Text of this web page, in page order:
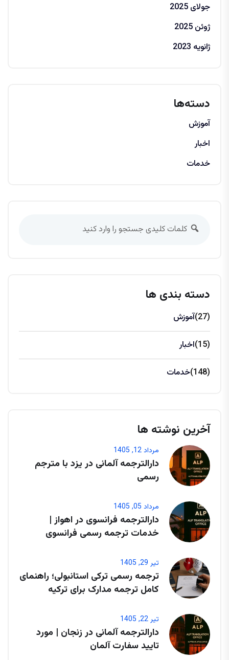
جولای 2025
ژوئن 2025
ژانویه 2023
دسته‌ها
آموزش
اخبار
خدمات
دسته بندی ها
آموزش (27)
اخبار (15)
خدمات (148)
آخرین نوشته ها
مرداد 12, 1405
دارالترجمه آلمانی در یزد با مترجم
رسمی
مرداد 05, 1405
دارالترجمه فرانسوی در اهواز |
خدمات ترجمه رسمی فرانسوی
تیر 29, 1405
ترجمه رسمی ترکی استانبولی؛ راهنمای
کامل ترجمه مدارک برای ترکیه
تیر 22, 1405
دارالترجمه آلمانی در زنجان | مورد
تایید سفارت آلمان